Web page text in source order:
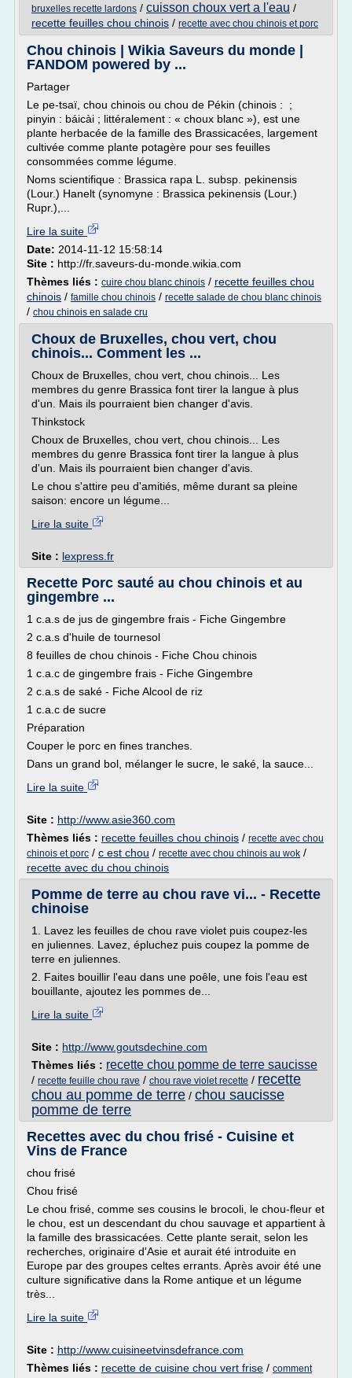
bruxelles recette lardons / cuisson choux vert a l'eau /
recette feuilles chou chinois / recette avec chou chinois et porc
Chou chinois | Wikia Saveurs du monde |
FANDOM powered by ...
Partager
Le pe-tsaï, chou chinois ou chou de Pékin (chinois : ;
pinyin : báicài ; littéralement : « choux blanc »), est une
plante herbacée de la famille des Brassicacées, largement
cultivée comme plante potagère pour ses feuilles
consommées comme légume.
Noms scientifique : Brassica rapa L. subsp. pekinensis
(Lour.) Hanelt (synomyne : Brassica pekinensis (Lour.)
Rupr.),...
Lire la suite
Date: 2014-11-12 15:58:14
Site : http://fr.saveurs-du-monde.wikia.com
Thèmes liés : cuire chou blanc chinois / recette feuilles chou
chinois / famille chou chinois / recette salade de chou blanc chinois
/ chou chinois en salade cru
Choux de Bruxelles, chou vert, chou
chinois... Comment les ...
Choux de Bruxelles, chou vert, chou chinois... Les
membres du genre Brassica font tirer la langue à plus
d'un. Mais ils pourraient bien changer d'avis.
Thinkstock
Choux de Bruxelles, chou vert, chou chinois... Les
membres du genre Brassica font tirer la langue à plus
d'un. Mais ils pourraient bien changer d'avis.
Le chou s'attire peu d'amitiés, même durant sa pleine
saison: encore un légume...
Lire la suite
Site : lexpress.fr
Recette Porc sauté au chou chinois et au
gingembre ...
1 c.a.s de jus de gingembre frais - Fiche Gingembre
2 c.a.s d'huile de tournesol
8 feuilles de chou chinois - Fiche Chou chinois
1 c.a.c de gingembre frais - Fiche Gingembre
2 c.a.s de saké - Fiche Alcool de riz
1 c.a.c de sucre
Préparation
Couper le porc en fines tranches.
Dans un grand bol, mélanger le sucre, le saké, la sauce...
Lire la suite
Site : http://www.asie360.com
Thèmes liés : recette feuilles chou chinois / recette avec chou
chinois et porc / c est chou / recette avec chou chinois au wok /
recette avec du chou chinois
Pomme de terre au chou rave vi... - Recette
chinoise
1. Lavez les feuilles de chou rave violet puis coupez-les
en juliennes. Lavez, épluchez puis coupez la pomme de
terre en juliennes.
2. Faites bouillir l'eau dans une poêle, une fois l'eau est
bouillante, ajoutez les pommes de...
Lire la suite
Site : http://www.goutsdechine.com
Thèmes liés : recette chou pomme de terre saucisse
/ recette feuille chou rave / chou rave violet recette / recette
chou au pomme de terre / chou saucisse
pomme de terre
Recettes avec du chou frisé - Cuisine et
Vins de France
chou frisé
Chou frisé
Le chou frisé, comme ses cousins le brocoli, le chou-fleur et
le chou, est un descendant du chou sauvage et appartient à
la famille des brassicacées. Cette plante serait, selon les
recherches, originaire d'Asie et aurait été introduite en
Europe par des groupes celtes errants. Après avoir été une
culture significative dans la Rome antique et un légume
très...
Lire la suite
Site : http://www.cuisineetvinsdefrance.com
Thèmes liés : recette de cuisine chou vert frise / comment